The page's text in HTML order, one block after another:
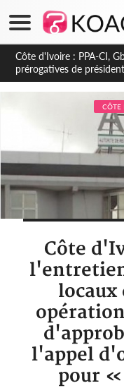
Côte d'Ivoire : PPA-CI,
prérogatives de
politique ?
CÔTE
Côte
locaux
l'appel
pour